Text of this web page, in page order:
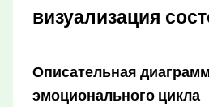
визуализация
Описательная
эмоционального цикла